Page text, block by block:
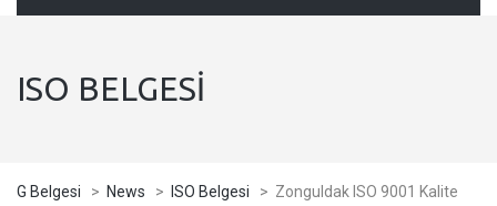
ISO BELGESI
G Belgesi > News > ISO Belgesi > Zonguldak ISO 9001 Kalite